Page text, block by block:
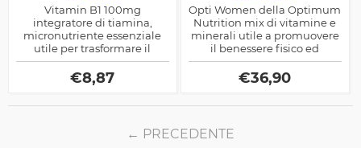
Vitamin B1 100mg
integratore di tiamina,
micronutriente essenziale
utile per trasformare il
glucosio in energia e quindi
indicato per le attività
sportive sia di potenza che
€8,87
Opti Women della Optimum
Nutrition mix di vitamine e
minerali utile a promuovere
il benessere fisico ed
aumentare le difese
immunitarie
€36,90
PRECEDENTE